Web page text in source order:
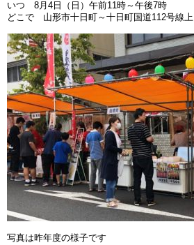
いつ 8月4日（日）午前11時～午後7時
どこで 山形市十日町～十日町国道112号線上
写真は昨年度の様子です